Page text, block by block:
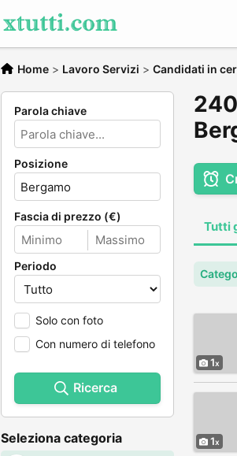
Home > Lavoro Servizi > Candidati in
Parola chiave
Posizione
Fascia di prezzo (€)
Periodo
Solo con foto
Con numero di telefono
Ricerca
Seleziona categoria
Tutti
1
1